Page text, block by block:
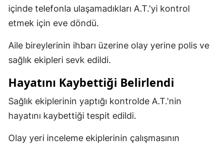
Kayseri
Kırşehir
Konya
Kütahya
içinde telefonla ulaşamadıkları A.T.'yi kontrol
etmek için eve döndü.
Aile bireylerinin ihbarı üzerine olay yerine polis ve
sağlık ekipleri sevk edildi.
Hayatını Kaybettiği Belirlendi
Sağlık ekiplerinin yaptığı kontrolde A.T.'nin
hayatını kaybettiği tespit edildi.
Olay yeri inceleme ekiplerinin çalışmasının